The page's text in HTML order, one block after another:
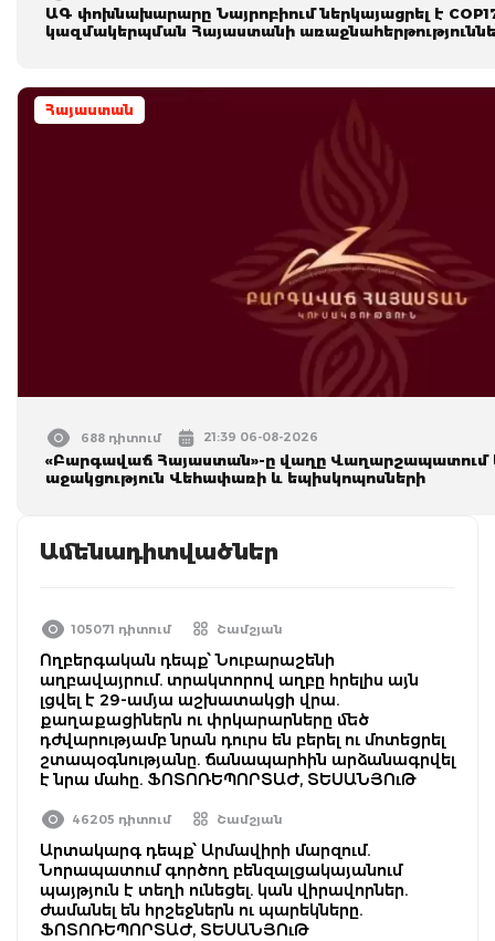
ԱԳ փոխնախարարը Նայրոբիում ներկայացրել է
կազմակերպման Հայաստանի
Հայաստան
688 դիտում 21:39 06-08-2026
«Բարգավաճ Հայաստան»-ը վաղը Վաղարշապատում
աջակցություն Վեհափառի և եպիսկոպոսների
Ամենադիտվածներ
105071 դիտում Շամշյան
Ողբերգական դեպք՝ Նուբարաշենի
աղբավայրում. տրակտորով աղբը հրելիս այն
լցվել է 29-ամյա աշխատակցի վրա.
քաղաքացիներն ու փրկարարները մեծ
դժվարությամբ նրան դուրս են բերել ու մոտեցրել
շտապօգնությանը. ճանապարհին արձանագրվել
է նրա մահը. ՖՈՏՈՌԵՊՈՐՏԱԺ, ՏԵՍԱՆՅՈւԹ
46205 դիտում Շամշյան
Արտակարգ դեպք՝ Արմավիրի մարզում.
Նորապատում գործող բենզալցակայանում
պայթյուն է տեղի ունեցել. կան վիրավորներ.
ժամանել են հրշեջներն ու պարեկները.
ՖՈՏՈՌԵՊՈՐՏԱԺ, ՏԵՍԱՆՅՈւԹ